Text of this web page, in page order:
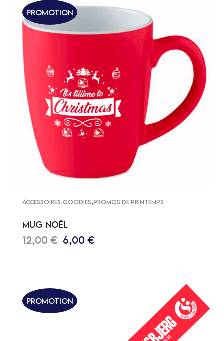
Promotion
ACCESSOIRES,GOODIES,PROMOS DE PRINTEMPS
MUG NOËL
12,00€ 6,00 €
Promotion